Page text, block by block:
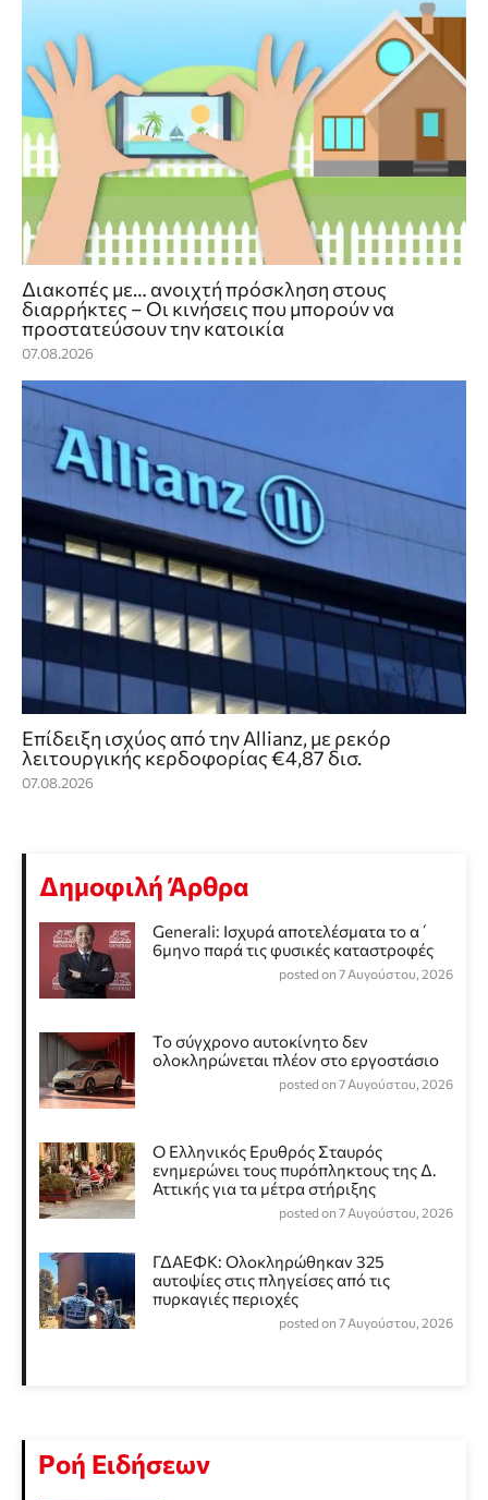
Διακοπές με… ανοιχτή πρόσκληση στους
διαρρήκτες – Οι κινήσεις που μπορούν να
προστατεύσουν την κατοικία
07.08.2026
Επίδειξη ισχύος από την Allianz, με ρεκόρ
λειτουργικής κερδοφορίας €4,87 δισ.
07.08.2026
Δημοφιλή Άρθρα
Generali: Ισχυρά αποτελέσματα το α΄
6μηνο παρά τις φυσικές καταστροφές
posted on 7 Αυγούστου, 2026
Το σύγχρονο αυτοκίνητο δεν
ολοκληρώνεται πλέον στο εργοστάσιο
posted on 7 Αυγούστου, 2026
Ο Ελληνικός Ερυθρός Σταυρός
ενημερώνει τους πυρόπληκτους της Δ.
Αττικής για τα μέτρα στήριξης
posted on 7 Αυγούστου, 2026
ΓΔΑΕΦΚ: Ολοκληρώθηκαν 325
αυτοψίες στις πληγείσες από τις
πυρκαγιές περιοχές
posted on 7 Αυγούστου, 2026
Ροή Ειδήσεων